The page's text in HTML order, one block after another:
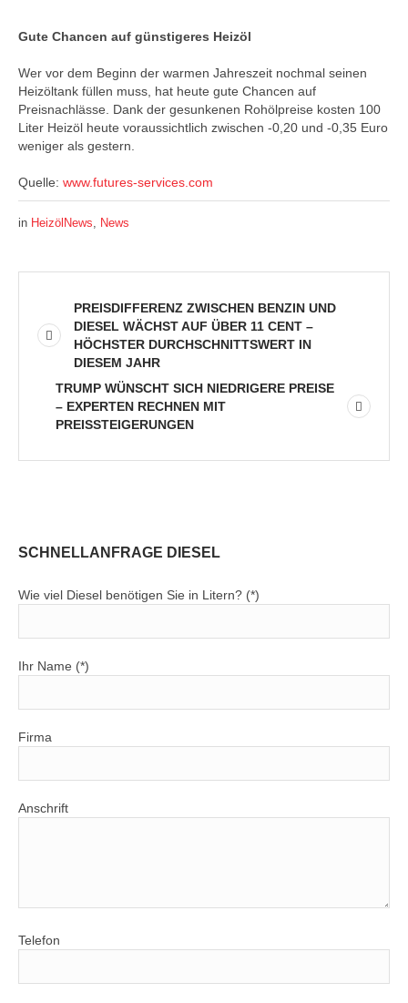
Gute Chancen auf günstigeres Heizöl
Wer vor dem Beginn der warmen Jahreszeit nochmal seinen
Heizöltank füllen muss, hat heute gute Chancen auf
Preisnachlässe. Dank der gesunkenen Rohölpreise kosten 100
Liter Heizöl heute voraussichtlich zwischen -0,20 und -0,35 Euro
weniger als gestern.
Quelle: www.futures-services.com
in HeizölNews, News
PREISDIFFERENZ ZWISCHEN BENZIN UND
DIESEL WÄCHST AUF ÜBER 11 CENT –
HÖCHSTER DURCHSCHNITTSWERT IN
DIESEM JAHR
TRUMP WÜNSCHT SICH NIEDRIGERE PREISE
– EXPERTEN RECHNEN MIT
PREISSTEIGERUNGEN
SCHNELLANFRAGE DIESEL
Wie viel Diesel benötigen Sie in Litern? (*)
Ihr Name (*)
Firma
Anschrift
Telefon